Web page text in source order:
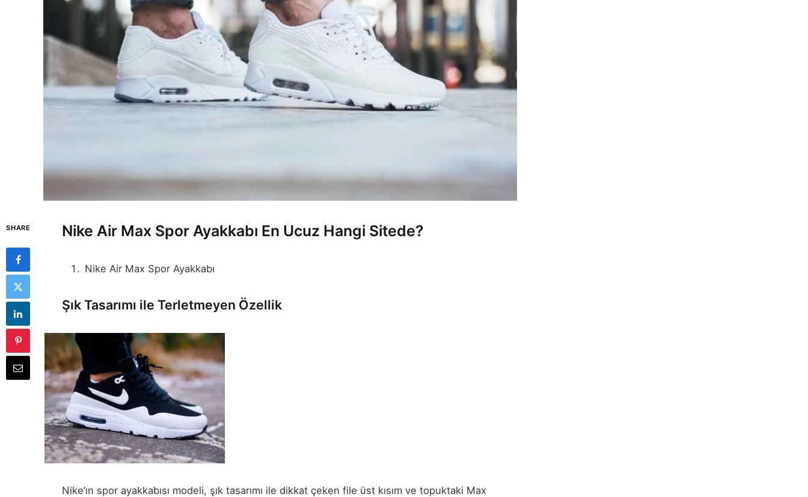
SHARE Nike Air Max Spor Ayakkabı En Ucuz Hangi Sitede?
Nike Air Max Spor Ayakkabı
Şık Tasarımı ile Terletmeyen Özellik
Nike’ın spor ayakkabısı modeli, şık tasarımı ile dikkat çeken file üst kısım ve topuktaki Max